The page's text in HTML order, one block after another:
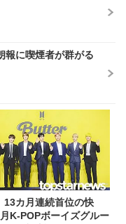
報に喫煙者が群がる
13カ月連続首位の快
K-POPボーイズグルー